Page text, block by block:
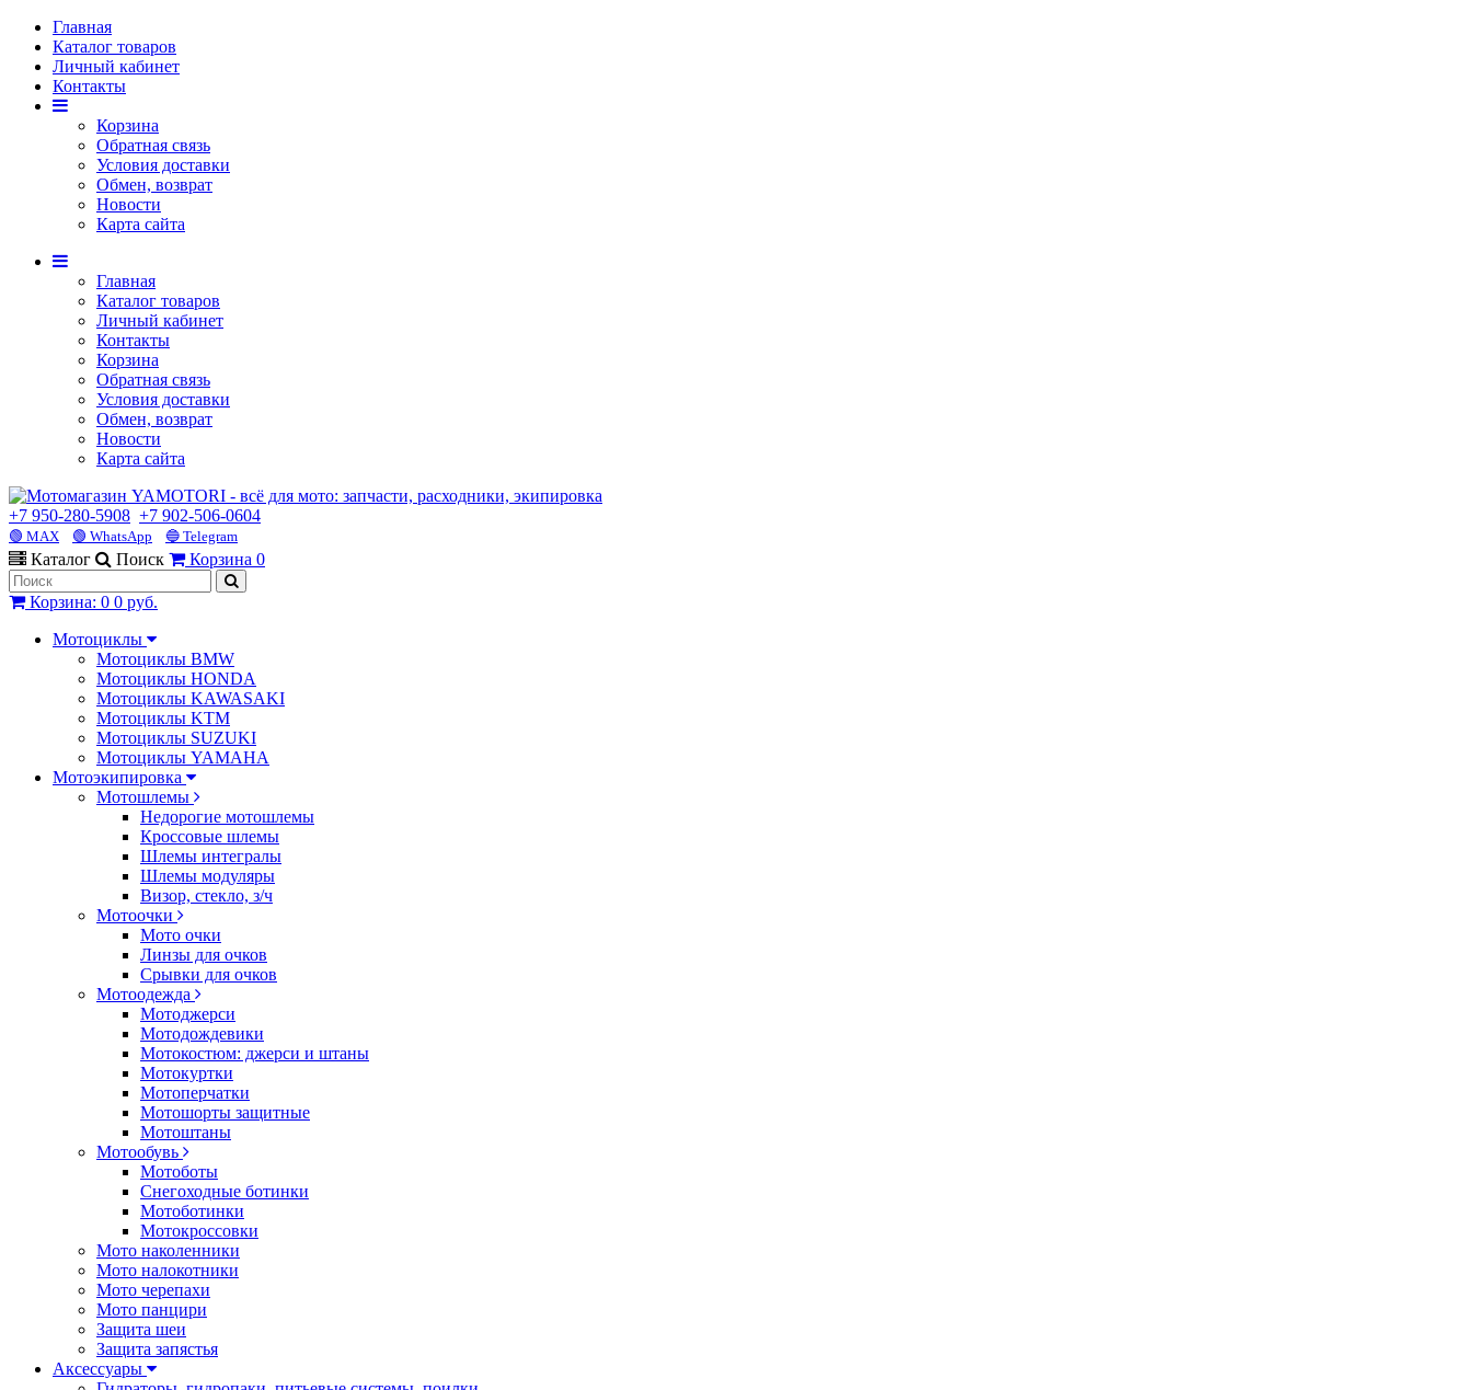
Главная
Каталог товаров
Личный кабинет
Контакты
Корзина
Обратная связь
Условия доставки
Обмен, возврат
Новости
Карта сайта
Главная
Каталог товаров
Личный кабинет
Контакты
Корзина
Обратная связь
Условия доставки
Обмен, возврат
Новости
Карта сайта
+7 950-280-5908 +7 902-506-0604
🟢 MAX 🟢 WhatsApp 🔵 Telegram
Каталог Поиск Корзина 0
Корзина: 0 0 руб.
Мотоциклы
Мотоциклы BMW
Мотоциклы HONDA
Мотоциклы KAWASAKI
Мотоциклы KTM
Мотоциклы SUZUKI
Мотоциклы YAMAHA
Мотоэкипировка
Мотошлемы
Недорогие мотошлемы
Кроссовые шлемы
Шлемы интегралы
Шлемы модуляры
Визор, стекло, з/ч
Мотоочки
Мото очки
Линзы для очков
Срывки для очков
Мотоодежда
Мотоджерси
Мотодождевики
Мотокостюм: джерси и штаны
Мотокуртки
Мотоперчатки
Мотошорты защитные
Мотоштаны
Мотообувь
Мотоботы
Снегоходные ботинки
Мотоботинки
Мотокроссовки
Мото наколенники
Мото налокотники
Мото черепахи
Мото панцири
Защита шеи
Защита запястья
Аксессуары